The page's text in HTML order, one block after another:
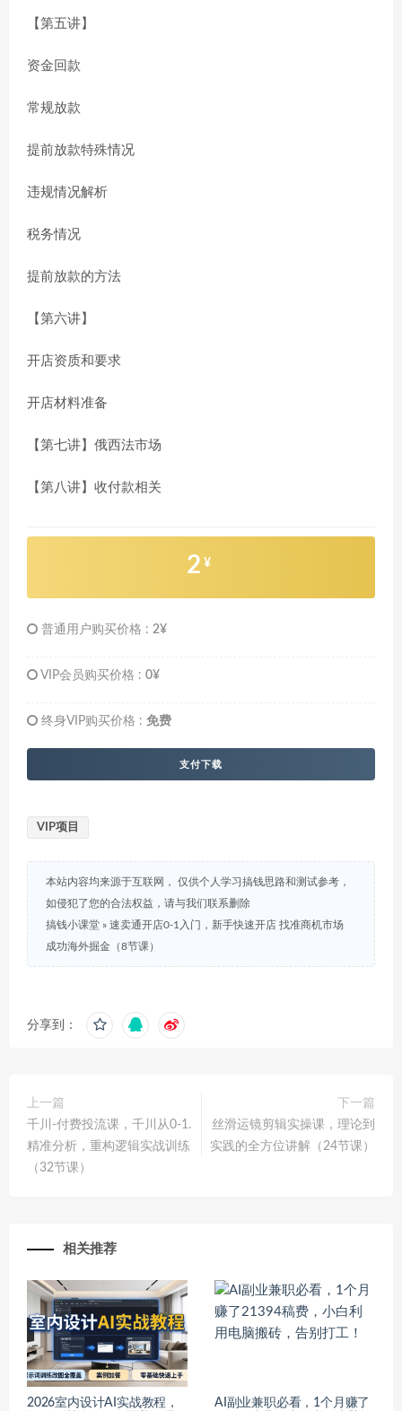
【第五讲】
资金回款
常规放款
提前放款特殊情况
违规情况解析
税务情况
提前放款的方法
【第六讲】
开店资质和要求
开店材料准备
【第七讲】俄西法市场
【第八讲】收付款相关
2 ¥
普通用户购买价格 : 2¥
VIP会员购买价格 : 0¥
终身VIP购买价格 : 免费
支付下载
VIP项目
本站内容均来源于互联网， 仅供个人学习搞钱思路和测试参考，
如侵犯了您的合法权益，请与我们联系删除
搞钱小课堂 » 速卖通开店0-1入门，新手快速开店 找准商机市场
成功海外掘金（8节课）
分享到：
上一篇
千川-付费投流课，千川从0-1.
精准分析，重构逻辑实战训练
（32节课）
下一篇
丝滑运镜剪辑实操课，理论到
实践的全方位讲解（24节课）
相关推荐
2026室内设计AI实战教程， AI副业兼职必看，1个月赚了